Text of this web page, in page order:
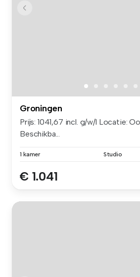
Groningen
Prijs: 1041,67 incl. g/w/l Locatie:
Beschikba...
1 kamer Studio
€ 1.041